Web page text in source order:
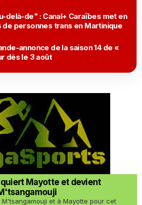
delà-de" : Canal+ Caraïbes met en
personnes trans en Martinique
annonce de la saison 14 de «
dès le 3 août
Mayotte et devient
M'tsangamouji et à Mayotte pour cet